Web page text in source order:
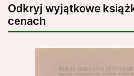
Odkryj wyjątkowe
cenach